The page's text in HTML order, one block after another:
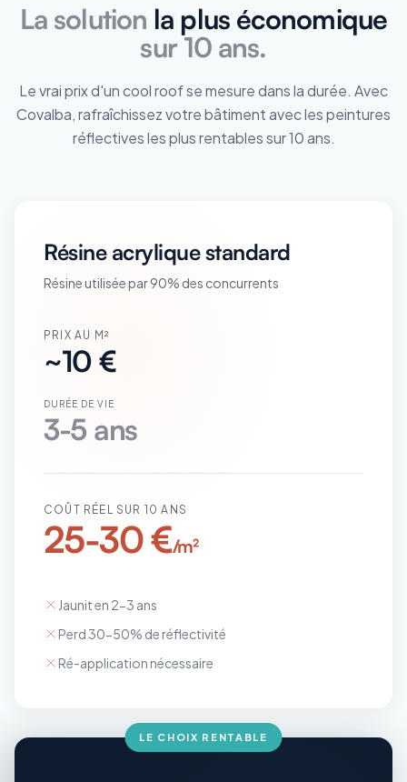
La solution la plus économique
sur 10 ans.
Le vrai prix d'un cool roof se mesure dans la durée. Avec
Covalba, rafraîchissez votre bâtiment avec les peintures
réflectives les plus rentables sur 10 ans.
Résine acrylique standard
Résine utilisée par 90% des concurrents
PRIX AU M²
~10 €
DURÉE DE VIE
3-5 ans
COÛT RÉEL SUR 10 ANS
25-30 €/m²
Jaunit en 2-3 ans
Perd 30-50% de réflectivité
Ré-application nécessaire
LE CHOIX RENTABLE